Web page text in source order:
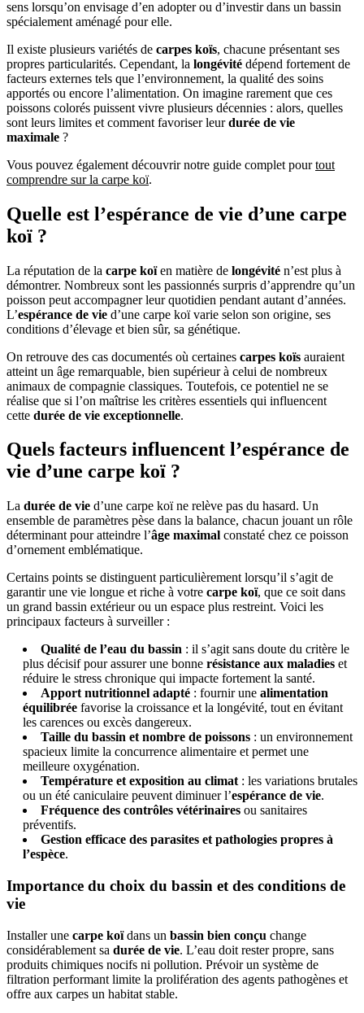
sens lorsqu’on envisage d’en adopter ou d’investir dans un bassin
spécialement aménagé pour elle.
Il existe plusieurs variétés de carpes koïs, chacune présentant ses
propres particularités. Cependant, la longévité dépend fortement de
facteurs externes tels que l’environnement, la qualité des soins
apportés ou encore l’alimentation. On imagine rarement que ces
poissons colorés puissent vivre plusieurs décennies : alors, quelles
sont leurs limites et comment favoriser leurdurée de vie
maximale ?
Vous pouvez également découvrir notre guide complet pourtout
comprendre sur la carpe koï.
Quelle est l’espérance de vie d’une carpe
koï ?
La réputation de la carpe koïen matière de longévité n’est plus à
démontrer. Nombreux sont les passionnés surpris d’apprendre qu’un
poisson peut accompagner leur quotidien pendant autant d’années.
L’espérance de vie d’une carpe koï varie selon son origine, ses
conditions d’élevage et bien sûr, sa génétique.
On retrouve des cas documentés où certaines carpes koïs auraient
atteint un âge remarquable, bien supérieur à celui de nombreux
animaux de compagnie classiques. Toutefois, ce potentiel ne se
réalise que si l’on maîtrise les critères essentiels qui influencent
cette durée de vie exceptionnelle.
Quels facteurs influencent l’espérance de
vie d’une carpe koï ?
La durée de vie d’une carpe koï ne relève pas du hasard. Un
ensemble de paramètres pèse dans la balance, chacun jouant un rôle
déterminant pour atteindre l’âge maximal constaté chez ce poisson
d’ornement emblématique.
Certains points se distinguent particulièrement lorsqu’il s’agit de
garantir une vie longue et riche à votre carpe koï, que ce soit dans
un grand bassin extérieur ou un espace plus restreint. Voici les
principaux facteurs à surveiller :
Qualité de l’eau du bassin : il s’agit sans doute du critère le
plus décisif pour assurer une bonne résistance aux maladies et
réduire le stress chronique qui impacte fortement la santé.
Apport nutritionnel adapté : fournir une alimentation
équilibrée favorise la croissance et la longévité, tout en évitant
les carences ou excès dangereux.
Taille du bassin et nombre de poissons : un environnement
spacieux limite la concurrence alimentaire et permet une
meilleure oxygénation.
Température et exposition au climat : les variations brutales
ou un été caniculaire peuvent diminuer l’espérance de vie.
Fréquence des contrôles vétérinaires ou sanitaires
préventifs.
Gestion efficace des parasites et pathologies propres à
l’espèce.
Importance du choix du bassin et des conditions de
vie
Installer une carpe koïdans un bassin bien conçu change
considérablement sa durée de vie. L’eau doit rester propre, sans
produits chimiques nocifs ni pollution. Prévoir un système de
filtration performant limite la prolifération des agents pathogènes et
offre aux carpes un habitat stable.